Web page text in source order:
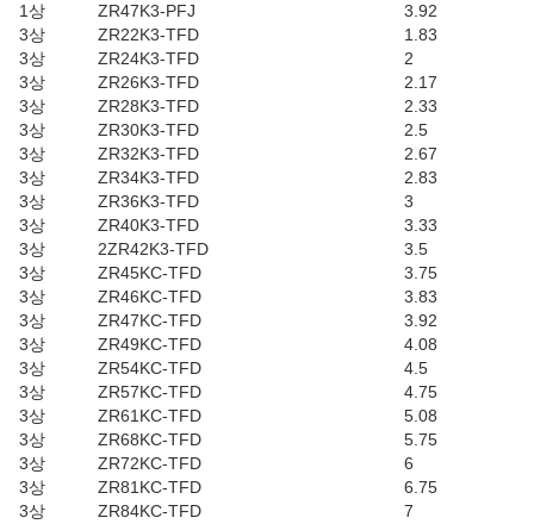
1상
ZR47K3-PFJ
3.92
3상
ZR22K3-TFD
1.83
3상
ZR24K3-TFD
2
3상
ZR26K3-TFD
2.17
3상
ZR28K3-TFD
2.33
3상
ZR30K3-TFD
2.5
3상
ZR32K3-TFD
2.67
3상
ZR34K3-TFD
2.83
3상
ZR36K3-TFD
3
3상
ZR40K3-TFD
3.33
3상
2ZR42K3-TFD
3.5
3상
ZR45KC-TFD
3.75
3상
ZR46KC-TFD
3.83
3상
ZR47KC-TFD
3.92
3상
ZR49KC-TFD
4.08
3상
ZR54KC-TFD
4.5
3상
ZR57KC-TFD
4.75
3상
ZR61KC-TFD
5.08
3상
ZR68KC-TFD
5.75
3상
ZR72KC-TFD
6
3상
ZR81KC-TFD
6.75
3상
ZR84KC-TFD 7